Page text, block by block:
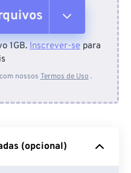
1GB. Inscrever-se para
nossos Termos de Uso .
(opcional)